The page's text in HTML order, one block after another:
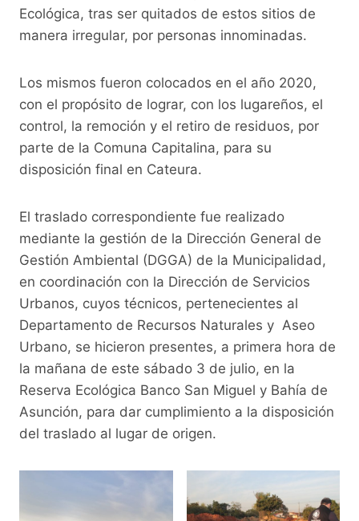
o
o
p
p
n
k
m
Ecológica, tras ser quitados de estos sitios de
manera irregular, por personas innominadas.
Los mismos fueron colocados en el año 2020,
con el propósito de lograr, con los lugareños, el
control, la remoción y el retiro de residuos, por
parte de la Comuna Capitalina, para su
disposición final en Cateura.
El traslado correspondiente fue realizado
mediante la gestión de la Dirección General de
Gestión Ambiental (DGGA) de la Municipalidad,
en coordinación con la Dirección de Servicios
Urbanos, cuyos técnicos, pertenecientes al
Departamento de Recursos Naturales y Aseo
Urbano, se hicieron presentes, a primera hora de
la mañana de este sábado 3 de julio, en la
Reserva Ecológica Banco San Miguel y Bahía de
Asunción, para dar cumplimiento a la disposición
del traslado al lugar de origen.